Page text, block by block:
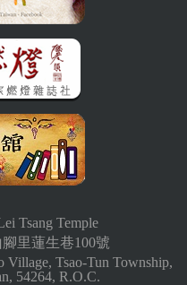
Tsang Temple
里蓮生巷100號
Village, Tsao-Tun Township,
54264, R.O.C.